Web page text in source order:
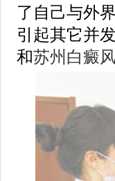
了自己与外
引起其它并
和苏州白癜